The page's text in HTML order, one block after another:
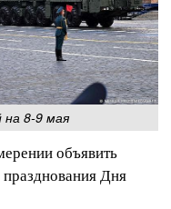
на 8-9 мая
объявить
Дня